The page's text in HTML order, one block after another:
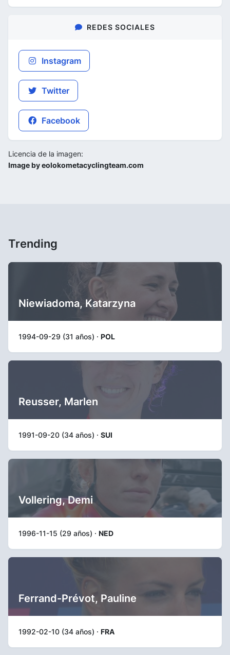
REDES SOCIALES
Instagram
Twitter
Facebook
Licencia de la imagen:
Image by eolokometacyclingteam.com
Trending
Niewiadoma, Katarzyna
1994-09-29 (31 años) · POL
Reusser, Marlen
1991-09-20 (34 años) · SUI
Vollering, Demi
1996-11-15 (29 años) · NED
Ferrand-Prévot, Pauline
1992-02-10 (34 años) · FRA